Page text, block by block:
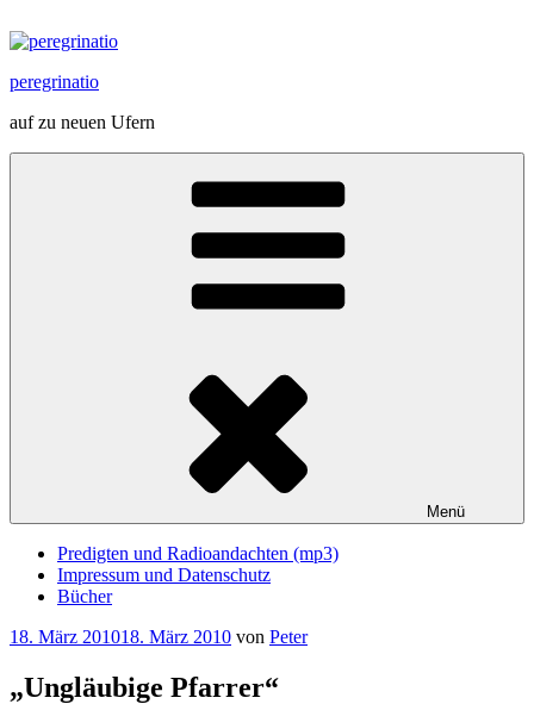
Inhalt
peregrinatio
auf zu neuen Ufern
Menü
Predigten und Radioandachten (mp3)
Impressum und Datenschutz
Bücher
Veröffentlicht
18. März 201018. März 2010 von Peter
„Ungläubige Pfarrer“